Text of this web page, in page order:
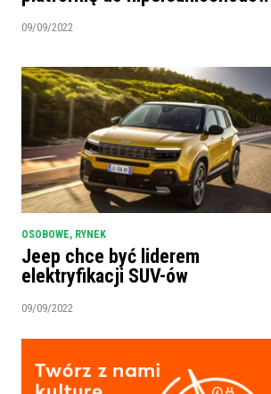
09/09/2022
OSOBOWE, RYNEK
Jeep chce być liderem
elektryfikacji SUV-ów
09/09/2022